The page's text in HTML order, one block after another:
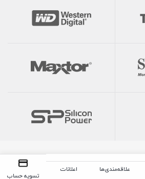
علاقه‌مندی‌ها
اعلانات
تسویه حساب